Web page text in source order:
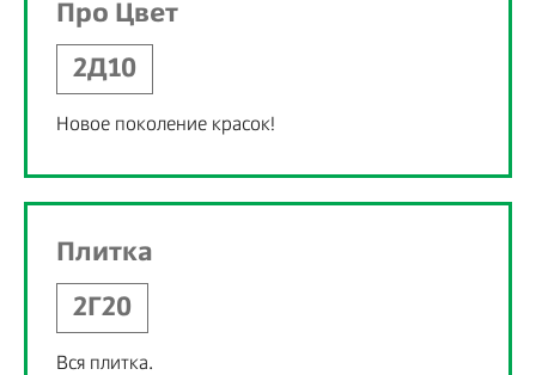
Про Цвет
2Д10
Новое поколение красок!
Плитка
2Г20
Вся плитка.